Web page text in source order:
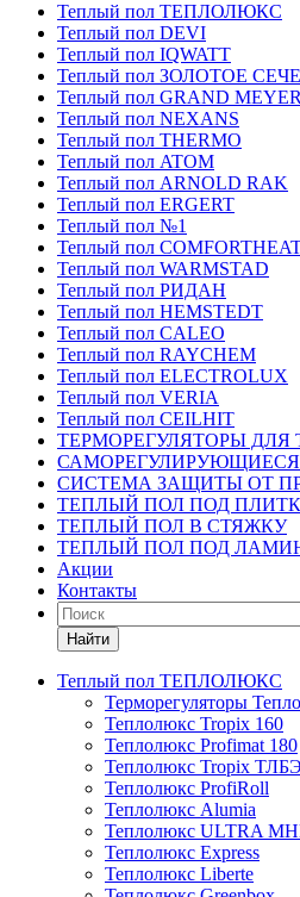
Теплый пол ТЕПЛОЛЮКС
Теплый пол DEVI
Теплый пол IQWATT
Теплый пол ЗОЛОТОЕ
Теплый пол GRAND MEYER
Теплый пол NEXANS
Теплый пол THERMO
Теплый пол ATOM
Теплый пол ARNOLD RAK
Теплый пол ERGERT
Теплый пол №1
Теплый пол
Теплый пол WARMSTAD
Теплый пол РИДАН
Теплый пол HEMSTEDT
Теплый пол CALEO
Теплый пол RAYCHEM
Теплый пол ELECTROLUX
Теплый пол VERIA
Теплый пол CEILHIT
ТЕРМОРЕГУЛЯТОРЫ
СИСТЕМА ЗАЩИТЫ ОТ
ТЕПЛЫЙ ПОЛ ПОД
ТЕПЛЫЙ ПОЛ В СТЯЖКУ
ТЕПЛЫЙ ПОЛ ПОД
Акции
Контакты
Найти
Теплый пол ТЕПЛОЛЮКС
Терморегуляторы
Теплолюкс Tropix 160
Теплолюкс Profimat 180
Теплолюкс Tropix ТЛБЭ
Теплолюкс ProfiRoll
Теплолюкс Alumia
Теплолюкс ULTRA
Теплолюкс Express
Теплолюкс Liberte